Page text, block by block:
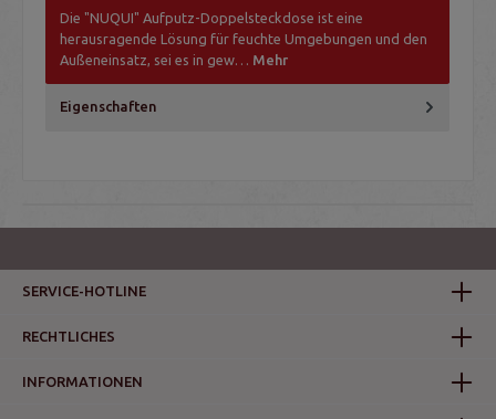
Die "NUQUI" Aufputz-Doppelsteckdose ist eine
herausragende Lösung für feuchte Umgebungen und den
Außeneinsatz, sei es in gew… Mehr
Eigenschaften
SERVICE-HOTLINE
RECHTLICHES
INFORMATIONEN